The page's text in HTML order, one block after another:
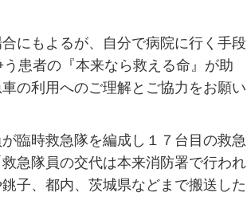
にもよるが、自分で病院に行く手段
患者の『本来なら救える命』が助
の利用へのご理解とご協力をお願い
臨時救急隊を編成し１７台目の救急
急隊員の交代は本来消防署で行われ
子、都内、茨城県などまで搬送した